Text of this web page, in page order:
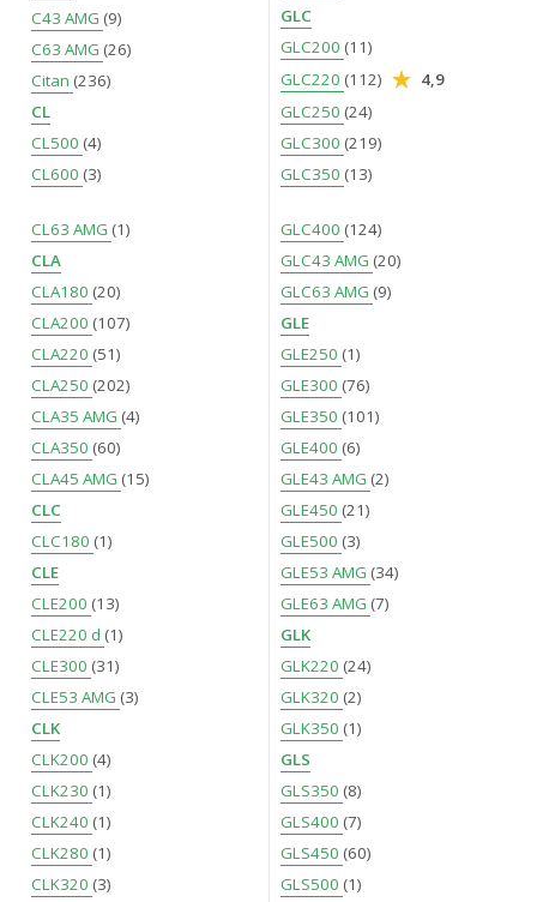
C43 AMG (9)
C63 AMG (26)
Citan (236)
CL
CL500 (4)
CL600 (3)
CL63 AMG (1)
CLA
CLA180 (20)
CLA200 (107)
CLA220 (51)
CLA250 (202)
CLA35 AMG (4)
CLA350 (60)
CLA45 AMG (15)
CLC
CLC180 (1)
CLE
CLE200 (13)
CLE220 d (1)
CLE300 (31)
CLE53 AMG (3)
CLK
CLK200 (4)
CLK230 (1)
CLK240 (1)
CLK280 (1)
CLK320 (3)
GLC
GLC200 (11)
GLC220 (112)
4,9
GLC250 (24)
GLC300 (219)
GLC350 (13)
GLC400 (124)
GLC43 AMG (20)
GLC63 AMG (9)
GLE
GLE250 (1)
GLE300 (76)
GLE350 (101)
GLE400 (6)
GLE43 AMG (2)
GLE450 (21)
GLE500 (3)
GLE53 AMG (34)
GLE63 AMG (7)
GLK
GLK220 (24)
GLK320 (2)
GLK350 (1)
GLS
GLS350 (8)
GLS400 (7)
GLS450 (60)
GLS500 (1)